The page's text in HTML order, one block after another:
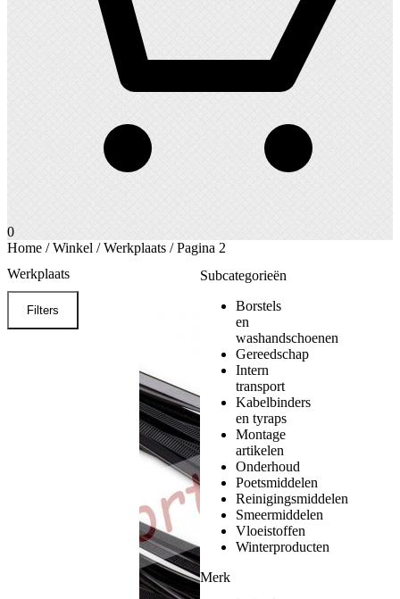
0
Home /Winkel /Werkplaats / Pagina 2
Werkplaats
Filters
Subcategorieën
Borstels
en
washandschoenen
Gereedschap
Intern
transport
Kabelbinders
en tyraps
Montage
artikelen
Onderhoud
Poetsmiddelen
Reinigingsmiddelen
Smeermiddelen
Vloeistoffen
Winterproducten
Merk